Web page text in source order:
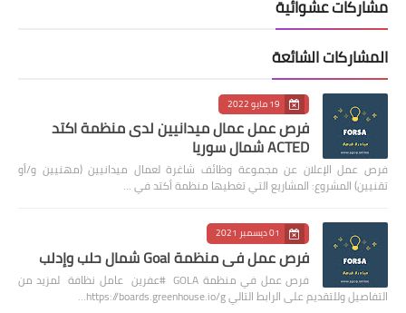
مشاركات عشوائية
المشاركات الشائعة
19 مايو 2022
فرص عمل عمال ميدانيين لدى منظمة اكتد
ACTED شمال سوريا
فرص عمل الإعلان عن مجموعة وظائف شاغرة لعمال ميدانيين (مهنيين و/أو
تقنيين) المشروع: المشاريع التي تغطيها منظمة أكتد في …
01 ديسمبر 2021
فرص عمل في منظمة Goal شمال حلب وإدلب
فرص عمل في منظمة GOLA #عفرين عامل نظافة لمزيد من
التفاصيل وللتقديم على الرابط التالي https://boards.greenhouse.io/g…